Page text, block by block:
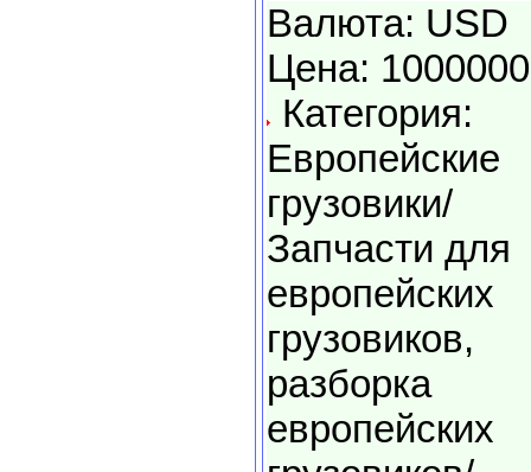
Валюта: USD
Цена: 1000000
Категория:
Европейские
грузовики/
Запчасти для
европейских
грузовиков,
разборка
европейских